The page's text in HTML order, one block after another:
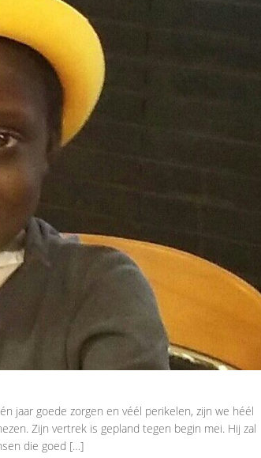
jaar goede zorgen en véél perikelen, zijn we héél
Zijn vertrek is gepland tegen begin mei. Hij zal
die goed […]